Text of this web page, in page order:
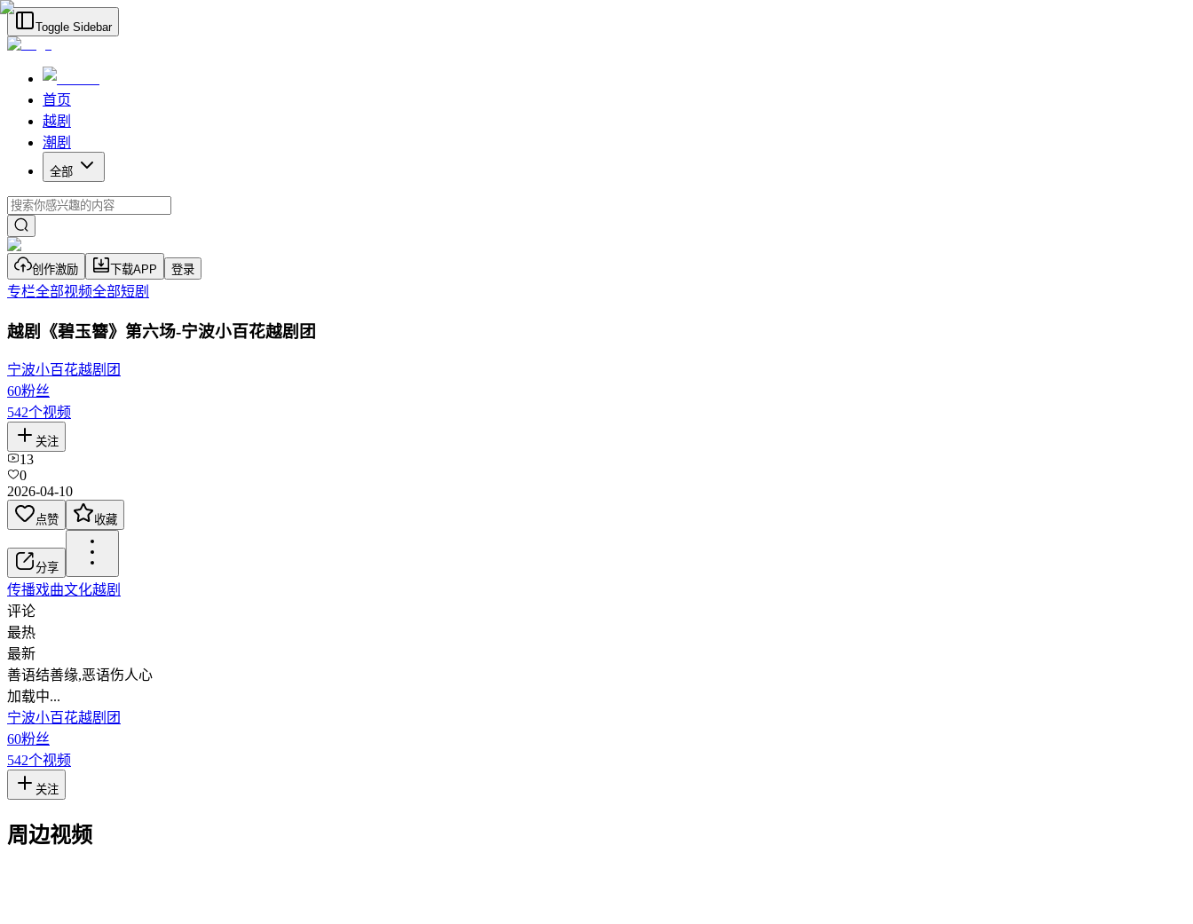
Toggle Sidebar
首页
越剧
潮剧
全部
创作激励 下载APP 登录
专栏全部视频全部短剧
越剧《碧玉簪》第六场-宁波小百花越剧团
宁波小百花越剧团
60粉丝
542个视频
关注
13
0
2026-04-10
点赞 收藏
分享
传播戏曲文化越剧
评论
最热
最新
善语结善缘,恶语伤人心
加载中...
宁波小百花越剧团
60粉丝
542个视频
关注
周边视频